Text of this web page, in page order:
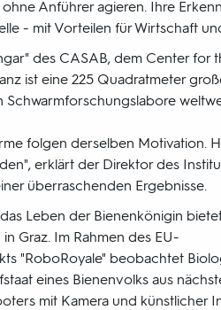
Anführer agieren. Ihre
- mit Vorteilen für Wirtschaft
des CASAB, dem Center
ist eine 225 Quadratmeter
Schwarmforschungslabore
folgen derselben Motivation.
erklärt der Direktor des
überraschenden Ergebnisse.
Leben der Bienenkönigin
in Graz. Im Rahmen des EU-
"RoboRoyale" beobachtet
eines Bienenvolks aus
mit Kamera und künstlicher